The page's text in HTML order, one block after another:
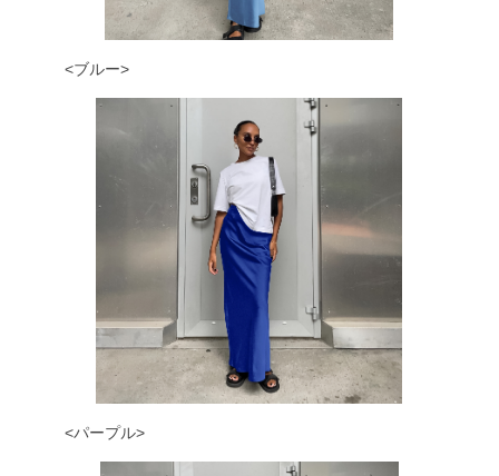
<ブルー>
<パープル>